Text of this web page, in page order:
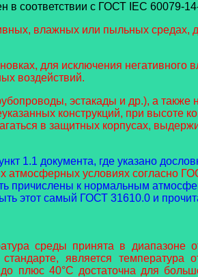
соответствии с ГОСТ IEC 60079-
влажных или пыльных средах,
для исключения негативного
воздействий.
эстакады и др.), а
конструкций, при высоте
в защитных корпусах,
1.1 документа, где указано
атмосферных условиях согласно
причислены к нормальным
этот самый ГОСТ 31610.0 и
среды принята в диапазоне
является
плюс 40°С достаточна для